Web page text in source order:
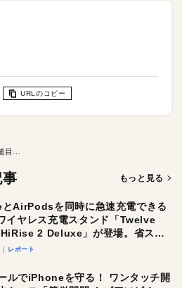
URLのコピー
もっと見る
AirPodsを同時に急速充電できる
イヤレス充電スタンド「Twelve
2 Deluxe」が登場。省スペ
しゃれに充電したい人にオスス
レポート
ルでiPhoneを守る！ ワンタッチ開